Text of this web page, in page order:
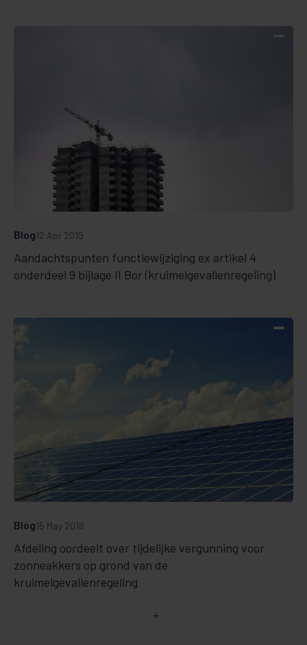
Aandachtspunten functiewijziging ex artikel 4
onderdeel 9 bijlage II Bor (kruimelgevallenregeling)
Blog12 Apr 2019
Afdeling oordeelt over tijdelijke vergunning voor
zonneakkers op grond van de
kruimelgevallenregeling
Blog15 May 2018